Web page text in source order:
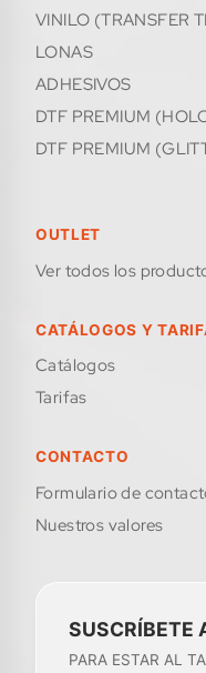
VINILO (TRANSFER
LONAS
ADHESIVOS
DTF PREMIUM
DTF PREMIUM
OUTLET
Ver todos los
CATÁLOGOS Y
Catálogos
Tarifas
CONTACTO
formulario de
Nuestros valores
SUSCRÍBETE
PARA ESTAR AL